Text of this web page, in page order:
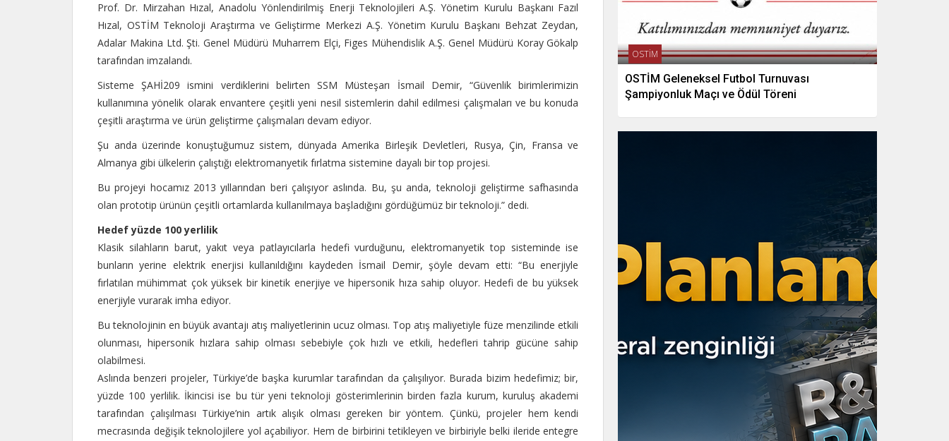
Prof. Dr. Mirzahan Hızal, Anadolu Yönlendirilmiş Enerji Teknolojileri A.Ş. Yönetim Kurulu Başkanı Fazıl
Hızal, OSTİM Teknoloji Araştırma ve Geliştirme Merkezi A.Ş. Yönetim Kurulu Başkanı Behzat Zeydan,
Adalar Makina Ltd. Şti. Genel Müdürü Muharrem Elçi, Figes Mühendislik A.Ş. Genel Müdürü Koray Gökalp
tarafından imzalandı.
Sisteme ŞAHİ209 ismini verdiklerini belirten SSM Müsteşarı İsmail Demir, “Güvenlik birimlerimizin
kullanımına yönelik olarak envantere çeşitli yeni nesil sistemlerin dahil edilmesi çalışmaları ve bu konuda
çeşitli araştırma ve ürün geliştirme çalışmaları devam ediyor.
Şu anda üzerinde konuştuğumuz sistem, dünyada Amerika Birleşik Devletleri, Rusya, Çin, Fransa ve
Almanya gibi ülkelerin çalıştığı elektromanyetik fırlatma sistemine dayalı bir top projesi.
Bu projeyi hocamız 2013 yıllarından beri çalışıyor aslında. Bu, şu anda, teknoloji geliştirme safhasında
olan prototip ürünün çeşitli ortamlarda kullanılmaya başladığını gördüğümüz bir teknoloji.” dedi.
Hedef yüzde 100 yerlilik
Klasik silahların barut, yakıt veya patlayıcılarla hedefi vurduğunu, elektromanyetik top sisteminde ise
bunların yerine elektrik enerjisi kullanıldığını kaydeden İsmail Demir, şöyle devam etti: “Bu enerjiyle
fırlatılan mühimmat çok yüksek bir kinetik enerjiye ve hipersonik hıza sahip oluyor. Hedefi de bu yüksek
enerjiyle vurarak imha ediyor.
Bu teknolojinin en büyük avantajı atış maliyetlerinin ucuz olması. Top atış maliyetiyle füze menzilinde etkili
olunması, hipersonik hızlara sahip olması sebebiyle çok hızlı ve etkili, hedefleri tahrip gücüne sahip
olabilmesi.
Aslında benzeri projeler, Türkiye’de başka kurumlar tarafından da çalışılıyor. Burada bizim hedefimiz; bir,
yüzde 100 yerlilik. İkincisi ise bu tür yeni teknoloji gösterimlerinin birden fazla kurum, kuruluş akademi
tarafından çalışılması Türkiye’nin artık alışık olması gereken bir yöntem. Çünkü, projeler hem kendi
mecrasında değişik teknolojilere yol açabiliyor. Hem de birbirini tetikleyen ve birbiriyle belki ileride entegre
OSTİM
OSTİM Geleneksel Futbol Turnuvası
Şampiyonluk Maçı ve Ödül Töreni